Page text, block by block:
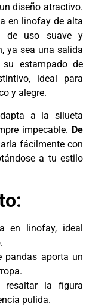
diseño atractivo.
en linofay de alta
de uso suave y
ya sea una salida
su estampado de
ideal para
y alegre.
a la silueta
impecable. De
fácilmente con
a tu estilo
en linofay, ideal
pandas aporta un
resaltar la figura
pulida.